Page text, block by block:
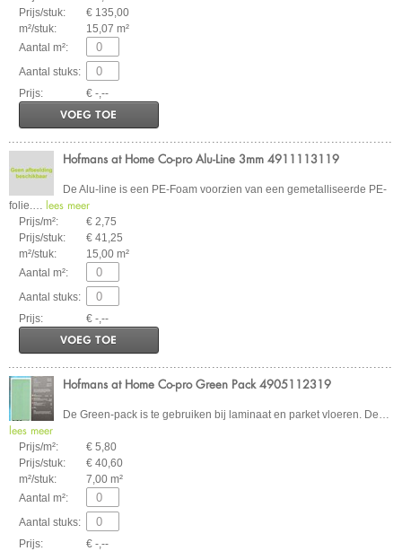
Prijs/stuk:
€ 135,00
m²/stuk:
15,07 m²
Aantal m²:
Aantal stuks:
Prijs:
€ -,--
VOEG TOE
Hofmans at Home Co-pro Alu-Line 3mm 4911113119
De Alu-line is een PE-Foam voorzien van een gemetalliseerde PE-
folie.… lees meer
Prijs/m²:
€ 2,75
Prijs/stuk:
€ 41,25
m²/stuk:
15,00 m²
Aantal m²:
Aantal stuks:
Prijs:
€ -,--
VOEG TOE
Hofmans at Home Co-pro Green Pack 4905112319
De Green-pack is te gebruiken bij laminaat en parket vloeren. De…
lees meer
Prijs/m²:
€ 5,80
Prijs/stuk:
€ 40,60
m²/stuk:
7,00 m²
Aantal m²:
Aantal stuks:
Prijs:
€ -,--